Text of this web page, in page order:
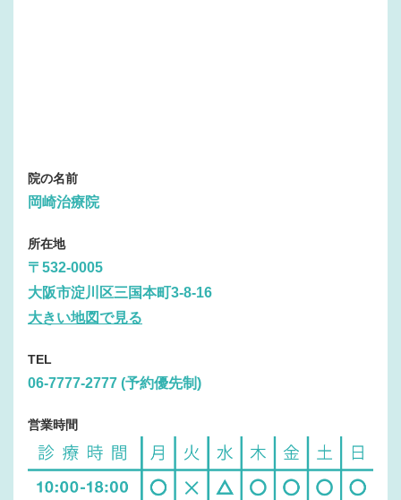
院の名前
岡崎治療院
所在地
〒532-0005
大阪市淀川区三国本町3-8-16
大きい地図で見る
TEL
06-7777-2777 (予約優先制)
営業時間